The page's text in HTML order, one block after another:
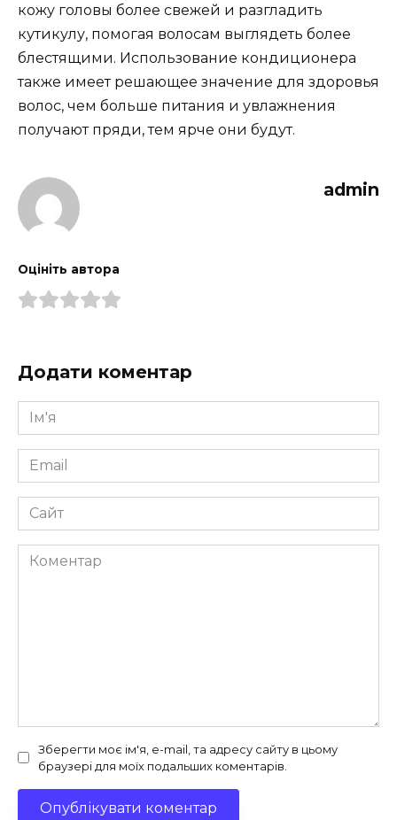
кожу головы более свежей и разгладить
кутикулу, помогая волосам выглядеть более
блестящими. Использование кондиционера
также имеет решающее значение для здоровья
волос, чем больше питания и увлажнения
получают пряди, тем ярче они будут.
admin
Оцініть автора
Додати коментар
Ім'я
*
Email
*
Сайт
Коментар
Зберегти моє ім'я, e-mail, та адресу сайту в цьому
браузері для моїх подальших коментарів.